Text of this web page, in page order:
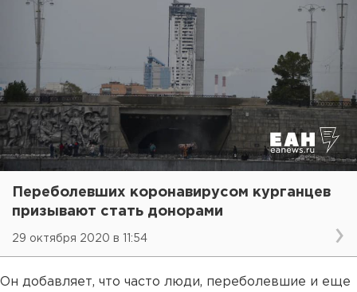
Переболевших коронавирусом курганцев
призывают стать донорами
29 октября 2020 в 11:54
Он добавляет, что часто люди, переболевшие и еще